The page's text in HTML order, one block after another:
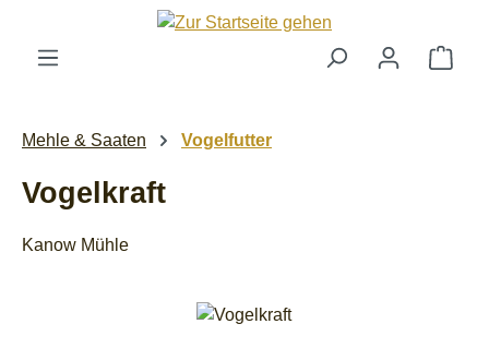
Zum Hauptinhalt springen
Mehle & Saaten Vogelfutter
Vogelkraft
Kanow Mühle
Bildergalerie überspringen